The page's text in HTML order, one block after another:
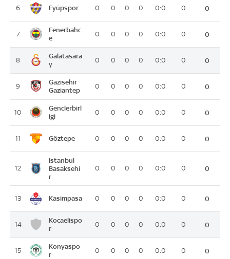
6 Eyüpspor 0 0 0 0 0:0 0 0
7
Fenerbahc
e
0 0 0 0 0:0 0 0
8
Galatasara
y
0 0 0 0 0:0 0 0
9
Gazisehir
Gaziantep
0 0 0 0 0:0 0 0
10
Genclerbirl
igi
0 0 0 0 0:0 0 0
11 Göztepe 0 0 0 0 0:0 0 0
12
Istanbul
Basaksehi
r
0 0 0 0 0:0 0 0
13 Kasimpasa 0 0 0 0 0:0 0 0
14
Kocaelispo
r
0 0 0 0 0:0 0 0
15
Konyaspo
r
0 0 0 0 0:0 0 0